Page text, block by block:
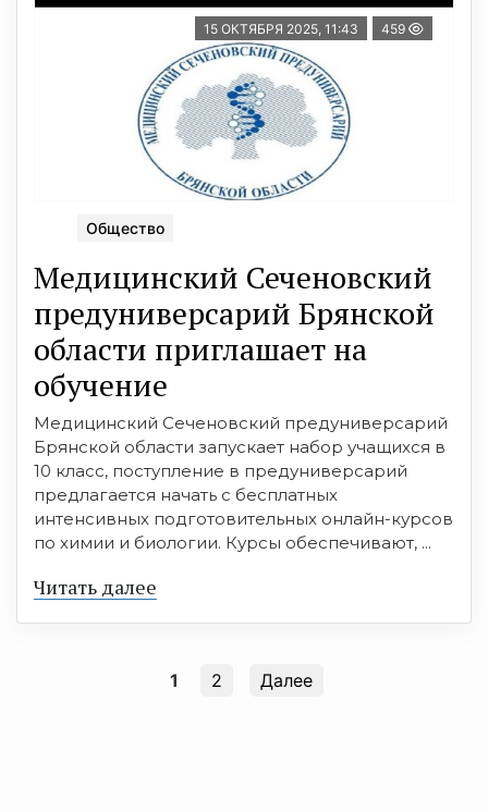
15 ОКТЯБРЯ 2025, 11:43 459
Общество
Медицинский Сеченовский
предуниверсарий Брянской
области приглашает на
обучение
Медицинский Сеченовский предуниверсарий
Брянской области запускает набор учащихся в
10 класс, поступление в предуниверсарий
предлагается начать с бесплатных
интенсивных подготовительных онлайн-курсов
по химии и биологии. Курсы обеспечивают, ...
Читать далее
1 2 Далее